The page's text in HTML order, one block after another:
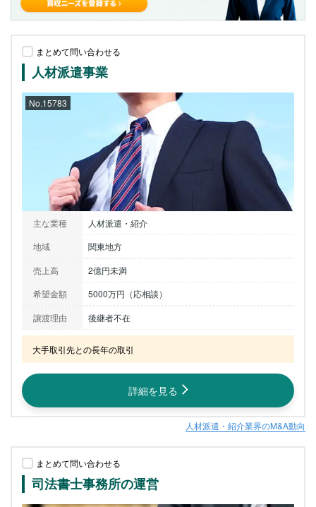
まとめて問い合わせる
人材派遣事業
No.15783
主な業種
人材派遣・紹介
地域
関東地方
売上高
2億円未満
希望金額
5000万円（応相談）
譲渡理由
後継者不在
大手取引先との長年の取引
詳細を見る
人材派遣・紹介業界のM&A動向
まとめて問い合わせる
司法書士事務所の運営